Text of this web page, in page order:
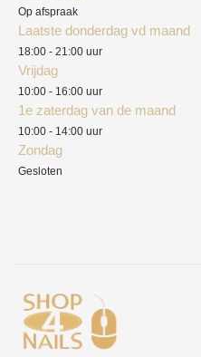
Op afspraak
Laatste donderdag vd maand
18:00 - 21:00 uur
Vrijdag
10:00 - 16:00 uur
1e zaterdag van de maand
10:00 - 14:00 uur
Zondag
Gesloten